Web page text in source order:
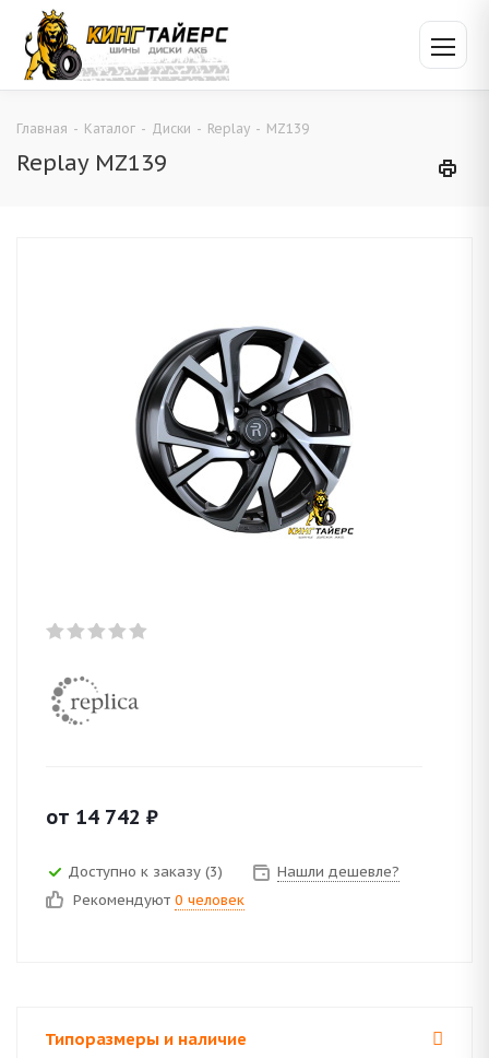
Главная - Каталог - Диски - Replay - MZ139
Replay MZ139
от 14 742 ₽
Доступно к заказу (3)
Нашли дешевле?
Рекомендуют 0 человек
Типоразмеры и наличие